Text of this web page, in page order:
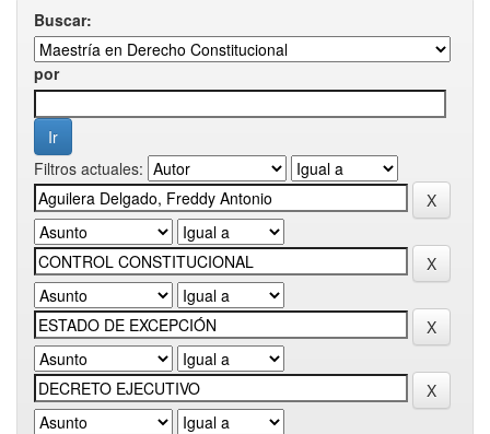
Buscar:
por
Filtros actuales: